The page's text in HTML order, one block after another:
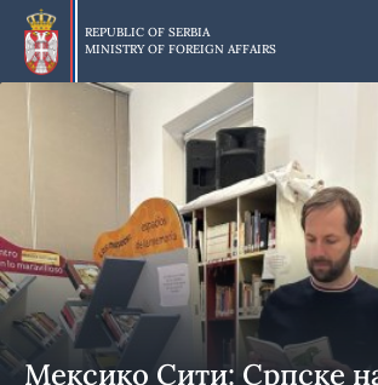
Skip
main
content
REPUBLIC OF SERBIA
MINISTRY OF FOREIGN AFFAIRS
Мексико Сити: Српске